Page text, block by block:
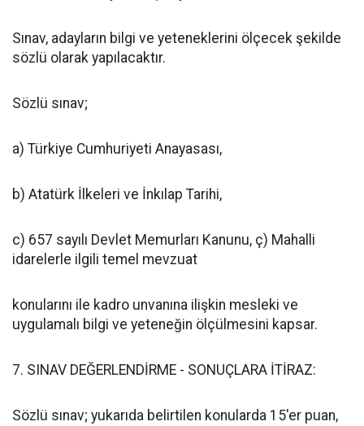
Sınav, adayların bilgi ve yeteneklerini ölçecek şekilde
sözlü olarak yapılacaktır.
Sözlü sınav;
a) Türkiye Cumhuriyeti Anayasası,
b) Atatürk İlkeleri ve İnkılap Tarihi,
c) 657 sayılı Devlet Memurları Kanunu, ç) Mahalli
idarelerle ilgili temel mevzuat
konularını ile kadro unvanına ilişkin mesleki ve
uygulamalı bilgi ve yeteneğin ölçülmesini kapsar.
7. SINAV DEĞERLENDİRME - SONUÇLARA İTİRAZ:
Sözlü sınav; yukarıda belirtilen konularda 15'er puan,